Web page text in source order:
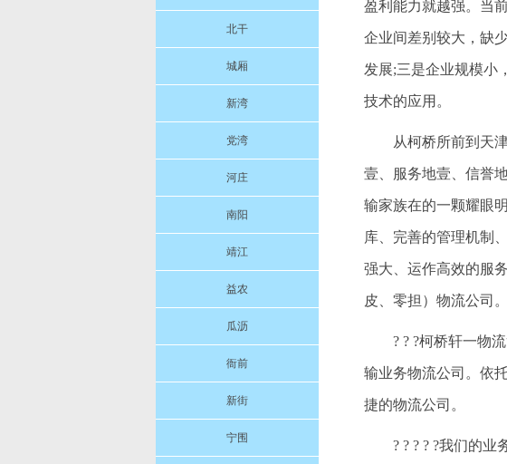
北干
城厢
新湾
党湾
河庄
南阳
靖江
益农
瓜沥
衙前
新街
宁围
盈利能力就越强。当
企业间差别较大，缺
发展;三是企业规模小
技术的应用。
从柯桥所前到天
壹、服务地壹、信誉
输家族在的一颗耀眼
库、完善的管理机制
强大、运作高效的服
皮、零担）物流公司。
? ? ?柯桥轩一物
输业务物流公司。依
捷的物流公司。
? ? ? ? ?我们的